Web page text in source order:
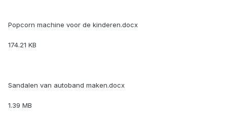
Popcorn machine voor de kinderen.docx
174.21 KB
Sandalen van autoband maken.docx
1.39 MB